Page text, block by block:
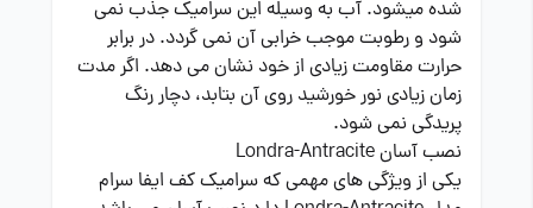
شده میشود. آب به وسیله این سرامیک جذب نمی
شود و رطوبت موجب خرابی آن نمی گردد. در برابر
حرارت مقاومت زیادی از خود نشان می دهد. اگر مدت
زمان زیادی نور خورشید روی آن بتابد، دچار رنگ
پریدگی نمی شود.
نصب آسان Londra-Antracite
یکی از ویژگی های مهمی که سرامیک کف ایفا سرام